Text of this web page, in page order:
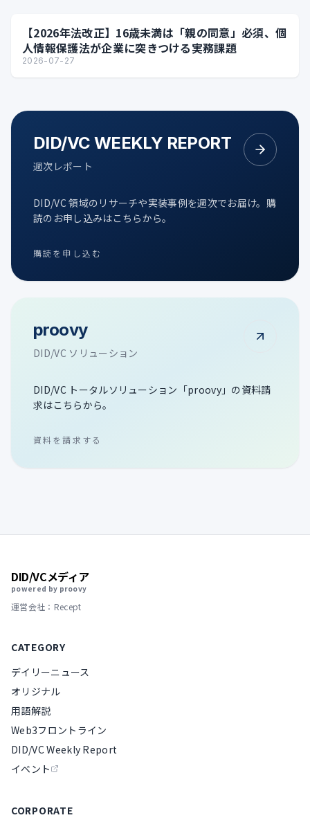
【2026年法改正】16歳未満は「親の同意」必須、個
人情報保護法が企業に突きつける実務課題
2026-07-27
DID/VC WEEKLY REPORT
週次レポート
DID/VC 領域のリサーチや実装事例を週次でお届け。購
読のお申し込みはこちらから。
購読を申し込む
proovy
DID/VC ソリューション
DID/VC トータルソリューション「proovy」の資料請
求はこちらから。
資料を請求する
DID/VCメディア
powered by proovy
運営会社：Recept
CATEGORY
デイリーニュース
オリジナル
用語解説
Web3フロントライン
DID/VC Weekly Report
イベント
CORPORATE